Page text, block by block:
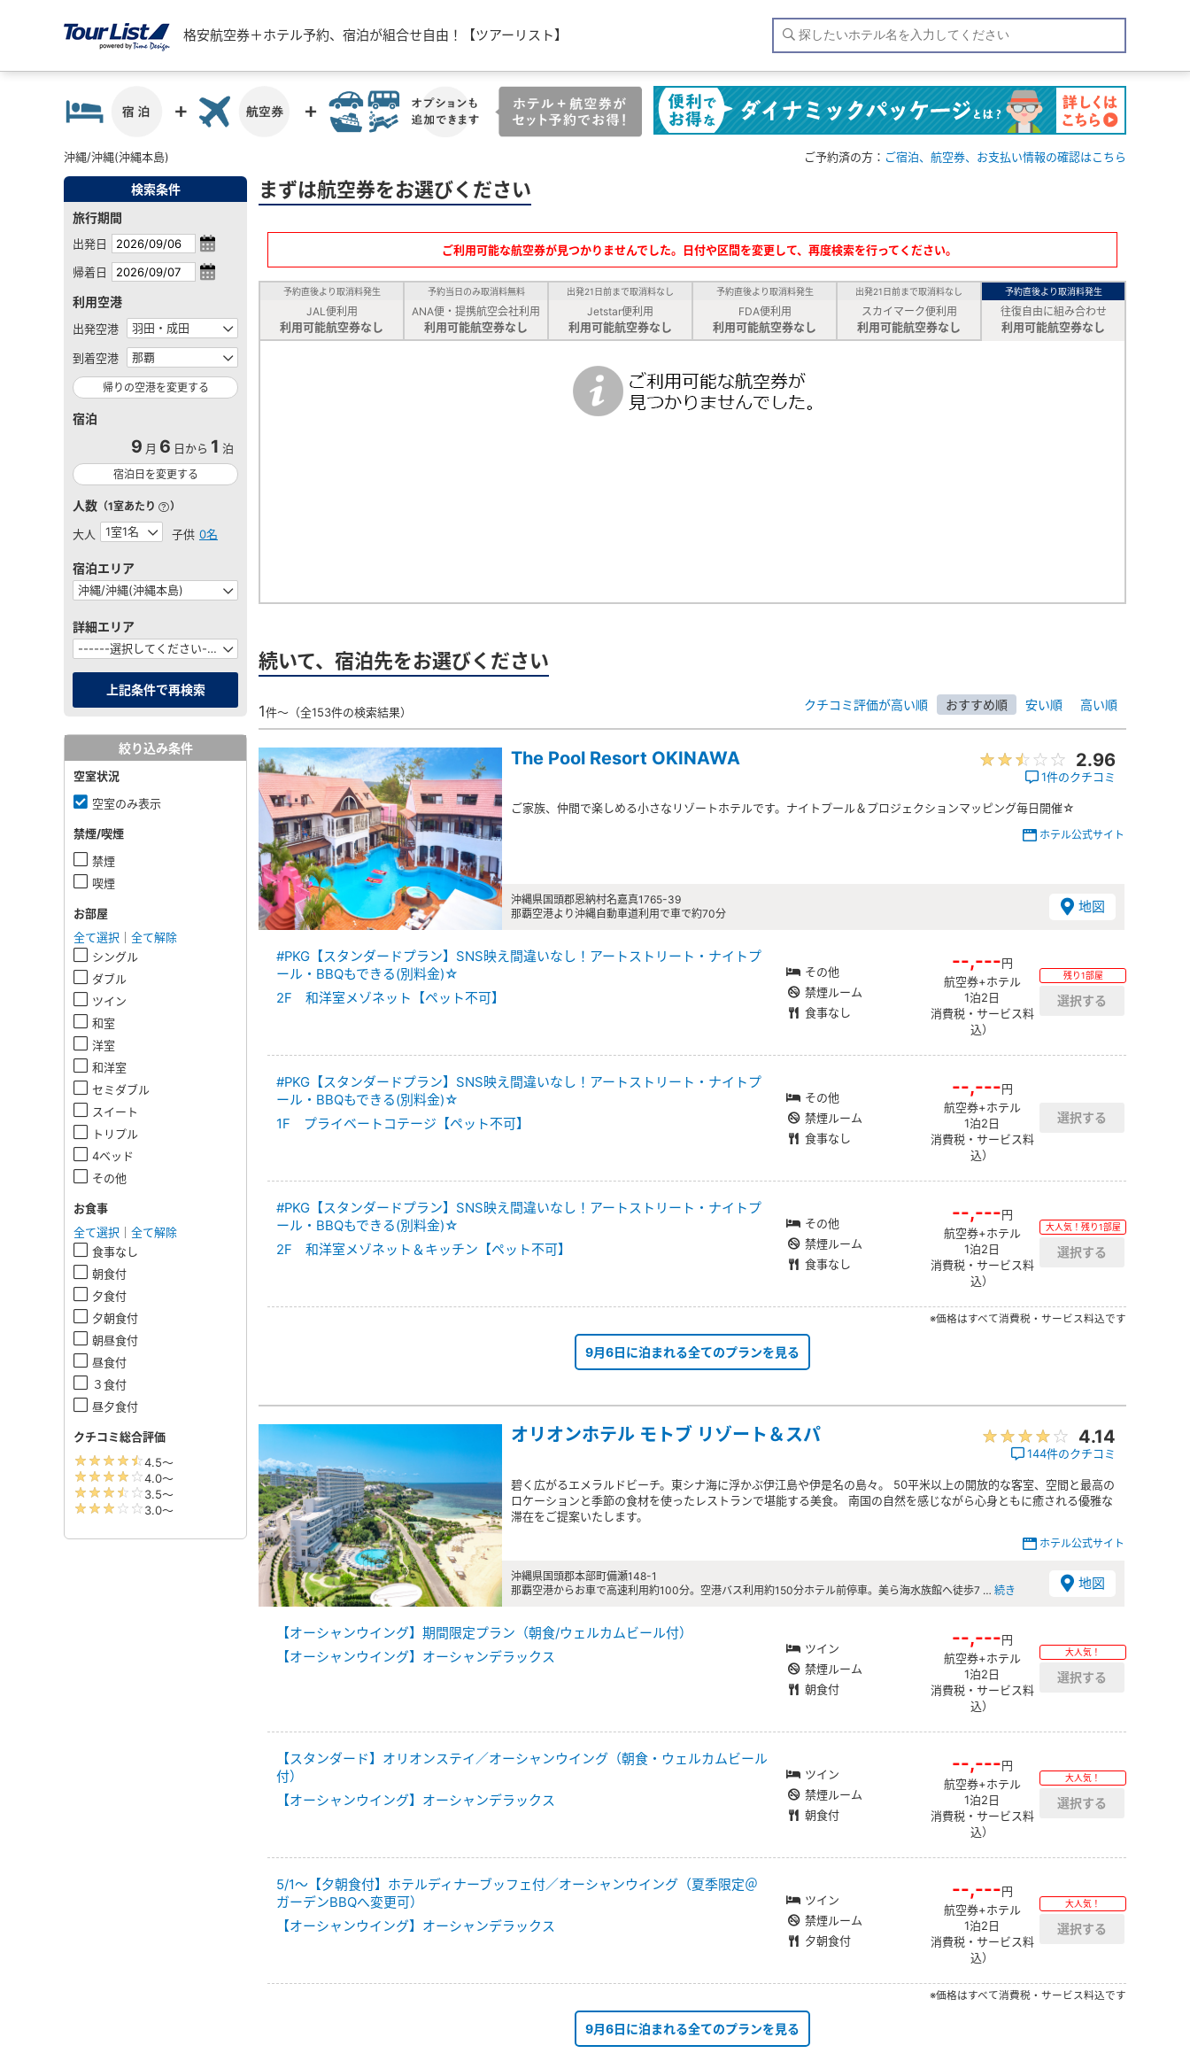
格安航空券＋ホテル予約、宿泊が組合せ自由！【ツアーリスト】
沖縄/沖縄(沖縄本島) ご予約済の方： ご宿泊、航空券、お支払い情報の確認はこちら
検索条件
旅行期間
出発日
帰着日
利用空港
出発空港
到着空港
帰りの空港を変更する
宿泊
9 月 6 日から 1 泊
宿泊日を変更する
人数 （1室あたり ）
大人 子供 0名
宿泊エリア
詳細エリア
絞り込み条件
空室状況
空室のみ表示
禁煙/喫煙
禁煙
喫煙
お部屋
全て選択
全て解除
シングル
ダブル
ツイン
和室
洋室
和洋室
セミダブル
スイート
トリプル
4ベッド
その他
お食事
全て選択
全て解除
食事なし
朝食付
夕食付
夕朝食付
朝昼食付
昼食付
３食付
昼夕食付
クチコミ総合評価
まずは航空券をお選びください
ご利用可能な航空券が見つかりませんでした。日付や区間を変更して、再度検索を行ってください。
予約直後より取消料発生
JAL便利用
利用可能航空券なし
予約当日のみ取消料無料
ANA便・提携航空会社利用
利用可能航空券なし
出発21日前まで取消料なし
Jetstar便利用
利用可能航空券なし
予約直後より取消料発生
FDA便利用
利用可能航空券なし
出発21日前まで取消料なし
スカイマーク便利用
利用可能航空券なし
予約直後より取消料発生
往復自由に組み合わせ
利用可能航空券なし
続いて、宿泊先をお選びください
1件～（全153件の検索結果） クチコミ評価が高い順 おすすめ順 安い順 高い順
The Pool Resort OKINAWA 2.96
1件のクチコミ
ご家族、仲間で楽しめる小さなリゾートホテルです。ナイトプール＆プロジェクションマッピング毎日開催☆
ホテル公式サイト
沖縄県国頭郡恩納村名嘉真1765-39
那覇空港より沖縄自動車道利用で車で約70分
地図
#PKG【スタンダードプラン】SNS映え間違いなし！アートストリート・ナイトプ
ール・BBQもできる(別料金)☆
2F 和洋室メゾネット【ペット不可】
その他
禁煙ルーム
食事なし
--,---円
航空券+ホテル
1泊2日
消費税・サービス料
込）
残り1部屋
#PKG【スタンダードプラン】SNS映え間違いなし！アートストリート・ナイトプ
ール・BBQもできる(別料金)☆
1F プライベートコテージ【ペット不可】
その他
禁煙ルーム
食事なし
--,---円
航空券+ホテル
1泊2日
消費税・サービス料
込）
#PKG【スタンダードプラン】SNS映え間違いなし！アートストリート・ナイトプ
ール・BBQもできる(別料金)☆
2F 和洋室メゾネット＆キッチン【ペット不可】
その他
禁煙ルーム
食事なし
--,---円
航空券+ホテル
1泊2日
消費税・サービス料
込）
大人気！残り1部屋
※価格はすべて消費税・サービス料込です
9月6日に泊まれる全てのプランを見る
オリオンホテル モトブ リゾート＆スパ 4.14
144件のクチコミ
碧く広がるエメラルドビーチ。東シナ海に浮かぶ伊江島や伊是名の島々。 50平米以上の開放的な客室、空間と最高の
ロケーションと季節の食材を使ったレストランで堪能する美食。 南国の自然を感じながら心身ともに癒される優雅な
滞在をご提案いたします。
ホテル公式サイト
沖縄県国頭郡本部町備瀬148-1
那覇空港からお車で高速利用約100分。空港バス利用約150分ホテル前停車。美ら海水族館へ徒歩7 … 続き 地図
【オーシャンウイング】期間限定プラン（朝食/ウェルカムビール付）
【オーシャンウイング】オーシャンデラックス
ツイン
禁煙ルーム
朝食付
--,---円
航空券+ホテル
1泊2日
消費税・サービス料
込）
大人気！
【スタンダード】オリオンステイ／オーシャンウイング（朝食・ウェルカムビール
付）
【オーシャンウイング】オーシャンデラックス
ツイン
禁煙ルーム
朝食付
--,---円
航空券+ホテル
1泊2日
消費税・サービス料
込）
大人気！
5/1～【夕朝食付】ホテルディナーブッフェ付／オーシャンウイング（夏季限定＠
ガーデンBBQへ変更可）
【オーシャンウイング】オーシャンデラックス
ツイン
禁煙ルーム
夕朝食付
--,---円
航空券+ホテル
1泊2日
消費税・サービス料
込）
大人気！
※価格はすべて消費税・サービス料込です
9月6日に泊まれる全てのプランを見る